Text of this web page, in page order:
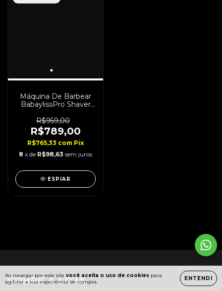
Ao navegar por este site você aceita o uso de cookies para
agilizar a sua experiência de compra.
ENTENDI
Máquina De Barbear
BabaylissPro Shaver
R$959,00
R$789,00
R$765,33 com Pix
8 x de R$98,63 sem juros
ESPIAR
SOBRE A LOJA